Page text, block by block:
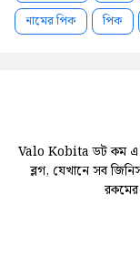
নামের পিক
পিক
Valo Kobita ডট কম এ
ব্লগ, যেখানে সব
রকমের